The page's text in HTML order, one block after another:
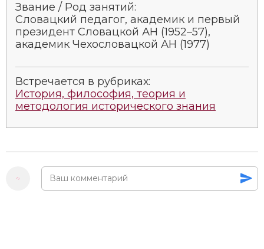
Звание / Род занятий:
Словацкий педагог, академик и первый
президент Словацкой АН (1952–57),
академик Чехословацкой АН (1977)
Встречается в рубриках:
История, философия, теория и
методология исторического знания